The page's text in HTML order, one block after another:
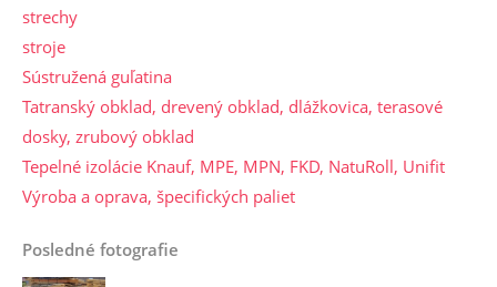
strechy
stroje
Sústružená guľatina
Tatranský obklad, drevený obklad, dlážkovica, terasové
dosky, zrubový obklad
Tepelné izolácie Knauf, MPE, MPN, FKD, NatuRoll, Unifit
Výroba a oprava, špecifických paliet
Posledné fotografie